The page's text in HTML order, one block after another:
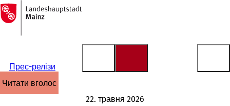
Перейти до змісту
На
головну
сторінку
Прес-релізи
читати вголос
22. травня 2026